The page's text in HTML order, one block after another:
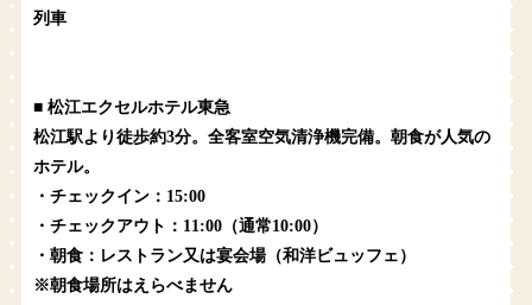
列車
■ 松江エクセルホテル東急
松江駅より徒歩約3分。全客室空気清浄機完備。朝食が人気の
ホテル。
・チェックイン：15:00
・チェックアウト：11:00（通常10:00）
・朝食：レストラン又は宴会場（和洋ビュッフェ）
※朝食場所はえらべません